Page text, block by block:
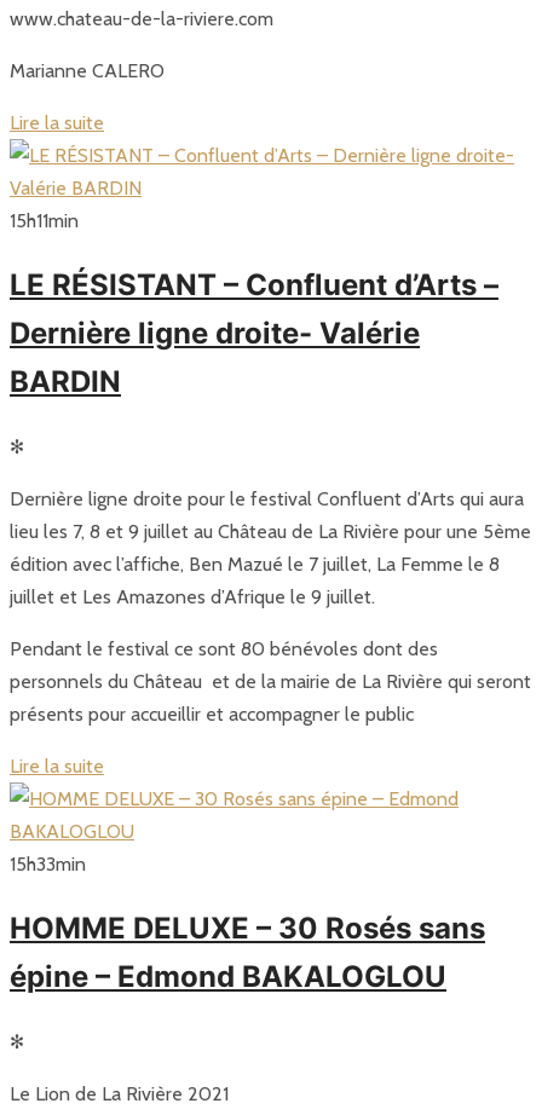
www.chateau-de-la-riviere.com
Marianne CALERO
Lire la suite
15h11min
LE RÉSISTANT – Confluent d’Arts –
Dernière ligne droite- Valérie
BARDIN
✻
Dernière ligne droite pour le festival Confluent d’Arts qui aura
lieu les 7, 8 et 9 juillet au Château de La Rivière pour une 5ème
édition avec l’affiche, Ben Mazué le 7 juillet, La Femme le 8
juillet et Les Amazones d’Afrique le 9 juillet.
Pendant le festival ce sont 80 bénévoles dont des
personnels du Château et de la mairie de La Rivière qui seront
présents pour accueillir et accompagner le public
Lire la suite
15h33min
HOMME DELUXE – 30 Rosés sans
épine – Edmond BAKALOGLOU
✻
Le Lion de La Rivière 2021